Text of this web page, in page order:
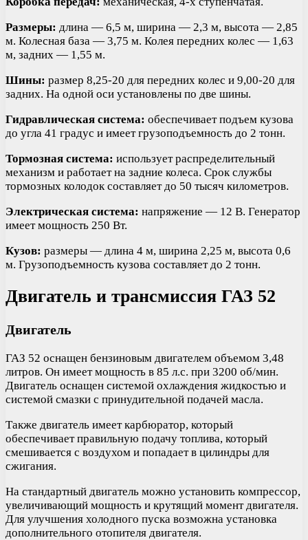
Размеры: длина — 6,5 м, ширина — 2,3 м, высота — 2,85
м. Колесная база — 3,75 м. Колея передних колес — 1,63
м, задних — 1,55 м.
Шины: размер 8,25-20 для передних колес и 9,00-20 для
задних. На одной оси установлены по две шины.
Гидравлическая система: обеспечивает подъем кузова
до угла 41 градус и имеет грузоподъемность до 2 тонн.
Тормозная система: использует распределительный
механизм и работает на задние колеса. Срок службы
тормозных колодок составляет до 50 тысяч километров.
Электрическая система: напряжение — 12 В. Генератор
имеет мощность 250 Вт.
Кузов: размеры — длина 4 м, ширина 2,25 м, высота 0,6
м. Грузоподъемность кузова составляет до 2 тонн.
Двигатель и трансмиссия ГАЗ 52
Двигатель
ГАЗ 52 оснащен бензиновым двигателем объемом 3,48
литров. Он имеет мощность в 85 л.с. при 3200 об/мин.
Двигатель оснащен системой охлаждения жидкостью и
системой смазки с принудительной подачей масла.
Также двигатель имеет карбюратор, который
обеспечивает правильную подачу топлива, который
смешивается с воздухом и попадает в цилиндры для
сжигания.
На стандартный двигатель можно установить компрессор,
увеличивающий мощность и крутящий момент двигателя.
Для улучшения холодного пуска возможна установка
дополнительного отопителя двигателя.